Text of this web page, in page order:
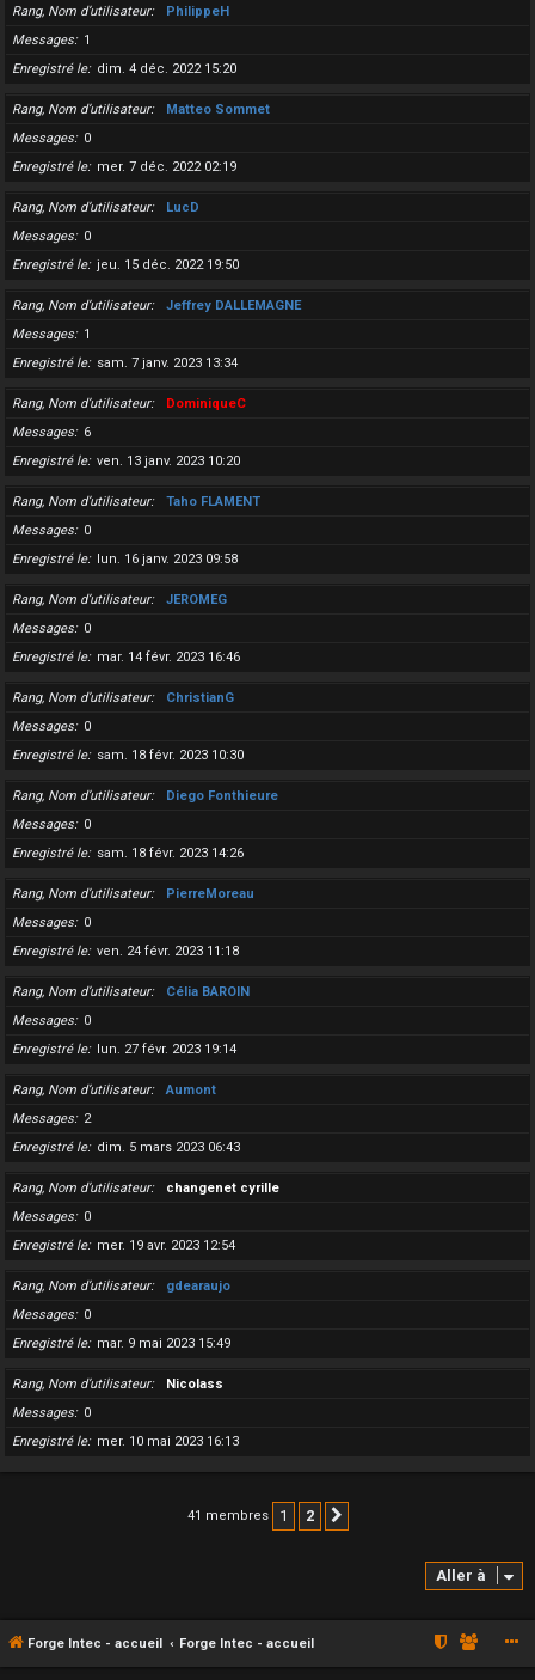
Rang, Nom d’utilisateur
PhilippeH
Messages
1
Enregistré le
dim. 4 déc. 2022 15:20
Rang, Nom d’utilisateur
Matteo Sommet
Messages
0
Enregistré le
mer. 7 déc. 2022 02:19
Rang, Nom d’utilisateur
LucD
Messages
0
Enregistré le
jeu. 15 déc. 2022 19:50
Rang, Nom d’utilisateur
Jeffrey DALLEMAGNE
Messages
1
Enregistré le
sam. 7 janv. 2023 13:34
Rang, Nom d’utilisateur
DominiqueC
Messages
6
Enregistré le
ven. 13 janv. 2023 10:20
Rang, Nom d’utilisateur
Taho FLAMENT
Messages
0
Enregistré le
lun. 16 janv. 2023 09:58
Rang, Nom d’utilisateur
JEROMEG
Messages
0
Enregistré le
mar. 14 févr. 2023 16:46
Rang, Nom d’utilisateur
ChristianG
Messages
0
Enregistré le
sam. 18 févr. 2023 10:30
Rang, Nom d’utilisateur
Diego Fonthieure
Messages
0
Enregistré le
sam. 18 févr. 2023 14:26
Rang, Nom d’utilisateur
PierreMoreau
Messages
0
Enregistré le
ven. 24 févr. 2023 11:18
Rang, Nom d’utilisateur
Célia BAROIN
Messages
0
Enregistré le
lun. 27 févr. 2023 19:14
Rang, Nom d’utilisateur
Aumont
Messages
2
Enregistré le
dim. 5 mars 2023 06:43
Rang, Nom d’utilisateur
changenet cyrille
Messages
0
Enregistré le
mer. 19 avr. 2023 12:54
Rang, Nom d’utilisateur
gdearaujo
Messages
0
Enregistré le
mar. 9 mai 2023 15:49
Rang, Nom d’utilisateur
Nicolass
Messages
0
Enregistré le
mer. 10 mai 2023 16:13
41 membres 1 2
Aller à
Forge Intec - accueil Forge Intec - accueil